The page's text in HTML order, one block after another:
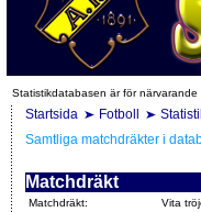
Statistikdatabasen är för
Startsida Fotboll
Samtliga matchdräkter i
Matchdräkt
Matchdräkt: Vita